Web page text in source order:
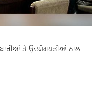
ਤੇ ਉਦਯੋਗਪਤੀਆਂ ਨਾਲ